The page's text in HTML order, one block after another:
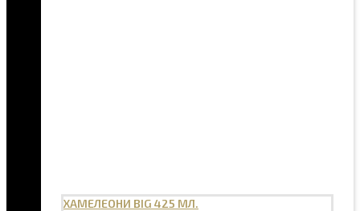
ХАМЕЛЕОНИ BIG 425 МЛ.